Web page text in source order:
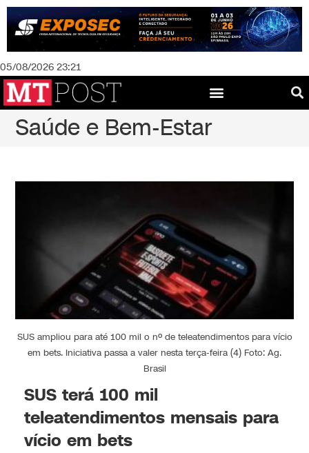
05/08/2026 23:21
Saúde e Bem-Estar
SUS ampliou para até 100 mil o nº de teleatendimentos para vício
em bets. Iniciativa passa a valer nesta terça-feira (4) Foto: Ag.
Brasil
SUS terá 100 mil
teleatendimentos mensais para
vício em bets